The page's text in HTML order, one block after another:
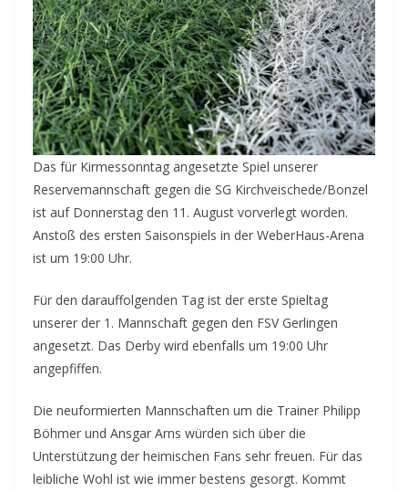
Das für Kirmessonntag angesetzte Spiel unserer
Reservemannschaft gegen die SG Kirchveischede/Bonzel
ist auf Donnerstag den 11. August vorverlegt worden.
Anstoß des ersten Saisonspiels in der WeberHaus-Arena
ist um 19:00 Uhr.
Für den darauffolgenden Tag ist der erste Spieltag
unserer der 1. Mannschaft gegen den FSV Gerlingen
angesetzt. Das Derby wird ebenfalls um 19:00 Uhr
angepfiffen.
Die neuformierten Mannschaften um die Trainer Philipp
Böhmer und Ansgar Arns würden sich über die
Unterstützung der heimischen Fans sehr freuen. Für das
leibliche Wohl ist wie immer bestens gesorgt. Kommt